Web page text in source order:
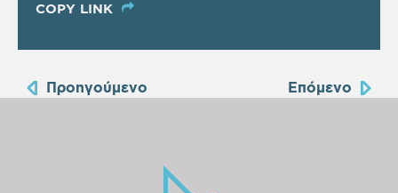
COPY LINK
Προηγούμενο Επόμενο